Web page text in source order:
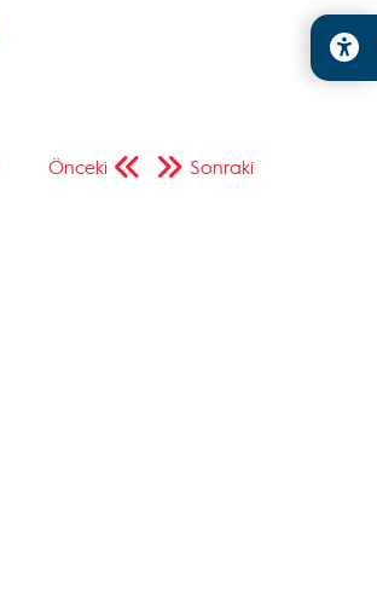
Önceki Sonraki